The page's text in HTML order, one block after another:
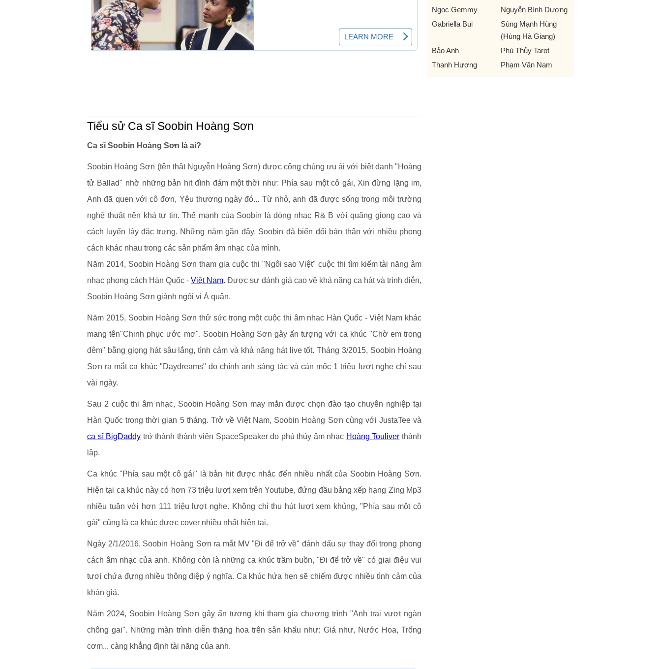
Tiểu sử Ca sĩ Soobin Hoàng Sơn
Ca sĩ Soobin Hoàng Sơn là ai?
Soobin Hoàng Sơn (tên thật Nguyễn Hoàng Sơn) được công chúng ưu ái với biệt danh "Hoàng
tử Ballad" nhờ những bản hit đình đám một thời như: Phía sau một cô gái, Xin đừng lặng im,
Anh đã quen với cô đơn, Yêu thương ngày đó... Từ nhỏ, anh đã được sống trong môi trường
nghệ thuật nên khá tự tin. Thế mạnh của Soobin là dòng nhạc R& B với quãng giọng cao và
cách luyến láy đặc trưng. Những năm gần đây, Soobin đã biến đổi bản thân với nhiều phong
cách khác nhau trong các sản phẩm âm nhạc của mình.
Năm 2014, Soobin Hoàng Sơn tham gia cuộc thi "Ngôi sao Việt" cuộc thi tìm kiếm tài năng âm
nhạc phong cách Hàn Quốc -Việt Nam. Được sự đánh giá cao về khả năng ca hát và trình diễn,
Soobin Hoàng Sơn giành ngôi vị Á quân.
Năm 2015, Soobin Hoàng Sơn thử sức trong một cuộc thi âm nhạc Hàn Quốc - Việt Nam khác
mang tên"Chinh phục ước mơ". Soobin Hoàng Sơn gây ấn tượng với ca khúc "Chờ em trong
đêm" bằng giọng hát sâu lắng, tình cảm và khả năng hát live tốt. Tháng 3/2015, Soobin Hoàng
Sơn ra mắt ca khúc "Daydreams" do chính anh sáng tác và cán mốc 1 triệu lượt nghe chỉ sau
vài ngày.
Sau 2 cuộc thi âm nhạc, Soobin Hoàng Sơn may mắn được chọn đào tạo chuyên nghiệp tại
Hàn Quốc trong thời gian 5 tháng. Trở về Việt Nam, Soobin Hoàng Sơn cùng với JustaTee và
ca sĩ BigDaddy trở thành thành viên SpaceSpeaker do phù thủy âm nhạc Hoàng Touliver thành
lập.
Ca khúc "Phía sau một cô gái" là bản hit được nhắc đến nhiều nhất của Soobin Hoàng Sơn.
Hiện tại ca khúc này có hơn 73 triệu lượt xem trên Youtube, đứng đầu bảng xếp hạng Zing Mp3
nhiều tuần với hơn 111 triệu lượt nghe. Không chỉ thu hút lượt xem khủng, "Phía sau một cô
gái" cũng là ca khúc được cover nhiều nhất hiện tại.
Ngày 2/1/2016, Soobin Hoàng Sơn ra mắt MV "Đi để trở về" đánh dấu sự thay đổi trong phong
cách âm nhạc của anh. Không còn là những ca khúc trầm buồn, "Đi để trở về" có giai điệu vui
tươi chứa đựng nhiều thông điệp ý nghĩa. Ca khúc hứa hẹn sẽ chiếm được nhiều tình cảm của
khán giả.
Năm 2024, Soobin Hoàng Sơn gây ấn tượng khi tham gia chương trình "Anh trai vượt ngàn
chông gai". Những màn trình diễn thăng hoa trên sân khấu như: Giá như, Nước Hoa, Trống
cơm... càng khẳng định tài năng của anh.
Ngọc Gemmy
Nguyễn Bình Dương
Gabriella Bui
Sùng Mạnh Hùng
(Hùng Hà Giang)
Bảo Anh
Phù Thủy Tarot
Thanh Hương
Phạm Văn Nam